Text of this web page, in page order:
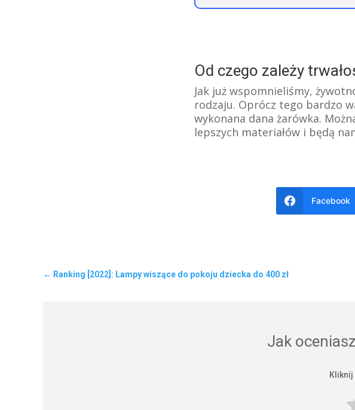
Od czego zależy
Jak już wspomnieliśmy,
rodzaju. Oprócz tego bardzo
wykonana dana żarówka.
lepszych materiałów i będą
Facebook
← Ranking [2022]: Lampy wiszące do pokoju dziecka do 400 zł
Jak
Kliknij